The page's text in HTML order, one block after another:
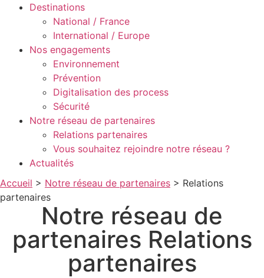
Destinations
National / France
International / Europe
Nos engagements
Environnement
Prévention
Digitalisation des process
Sécurité
Notre réseau de partenaires
Relations partenaires
Vous souhaitez rejoindre notre réseau ?
Actualités
Accueil > Notre réseau de partenaires > Relations
partenaires
Notre réseau de
partenaires Relations
partenaires